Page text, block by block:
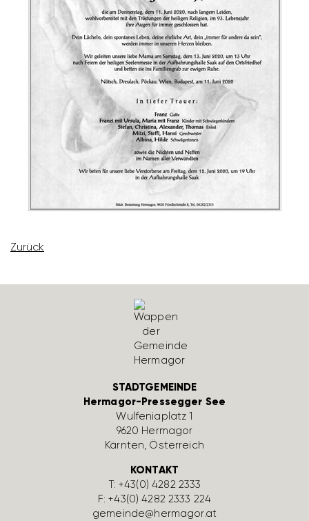
Zurück
STADTGEMEINDE
Hermagor-Pressegger See
Wulfe­nia­platz 1
9620 Hermagor
Kärnten, Öster­reich
KONTAKT
T:+43(0) 4282 2333
F: +43(0) 4282 2333 224
gemeinde@hermagor.at